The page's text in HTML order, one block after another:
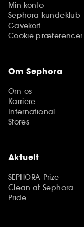
Min konto
Sephora kundeklub
Gavekort
Cookie præferencer
Om Sephora
Om os
Karriere
International
Stores
Aktuelt
SEPHORA Prize
Clean at Sephora
Pride